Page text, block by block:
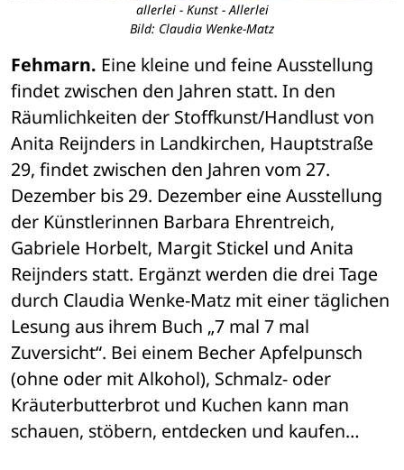
allerlei - Kunst - Allerlei
Bild: Claudia Wenke-Matz
Fehmarn. Eine kleine und feine Ausstellung
findet zwischen den Jahren statt. In den
Räumlichkeiten der Stoffkunst/Handlust von
Anita Reijnders in Landkirchen, Hauptstraße
29, findet zwischen den Jahren vom 27.
Dezember bis 29. Dezember eine Ausstellung
der Künstlerinnen Barbara Ehrentreich,
Gabriele Horbelt, Margit Stickel und Anita
Reijnders statt. Ergänzt werden die drei Tage
durch Claudia Wenke-Matz mit einer täglichen
Lesung aus ihrem Buch „7 mal 7 mal
Zuversicht“. Bei einem Becher Apfelpunsch
(ohne oder mit Alkohol), Schmalz- oder
Kräuterbutterbrot und Kuchen kann man
schauen, stöbern, entdecken und kaufen…